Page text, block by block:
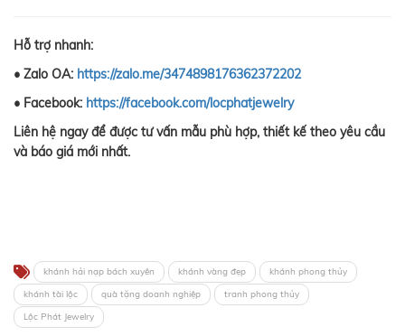
Hỗ trợ nhanh:
• Zalo OA: https://zalo.me/3474898176362372202
• Facebook: https://facebook.com/locphatjewelry
Liên hệ ngay để được tư vấn mẫu phù hợp, thiết kế theo yêu cầu
và báo giá mới nhất.
khánh hải nạp bách xuyên khánh vàng đẹp
khánh phong thủy
khánh tài lộc
quà tặng doanh nghiệp
tranh phong thủy
Lộc Phát Jewelry